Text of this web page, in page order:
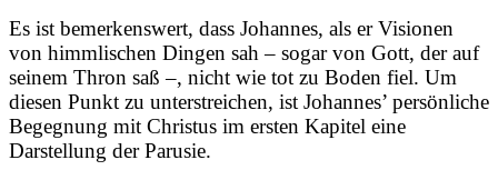
Es ist bemerkenswert, dass Johannes, als er Visionen
von himmlischen Dingen sah – sogar von Gott, der auf
seinem Thron saß –, nicht wie tot zu Boden fiel. Um
diesen Punkt zu unterstreichen, ist Johannes’ persönliche
Begegnung mit Christus im ersten Kapitel eine
Darstellung der Parusie.